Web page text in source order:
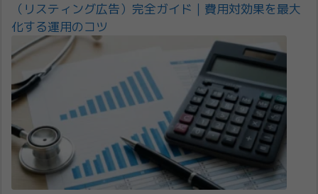
（リスティング広告）完全ガイド｜費用対効果を最大
化する運用のコツ